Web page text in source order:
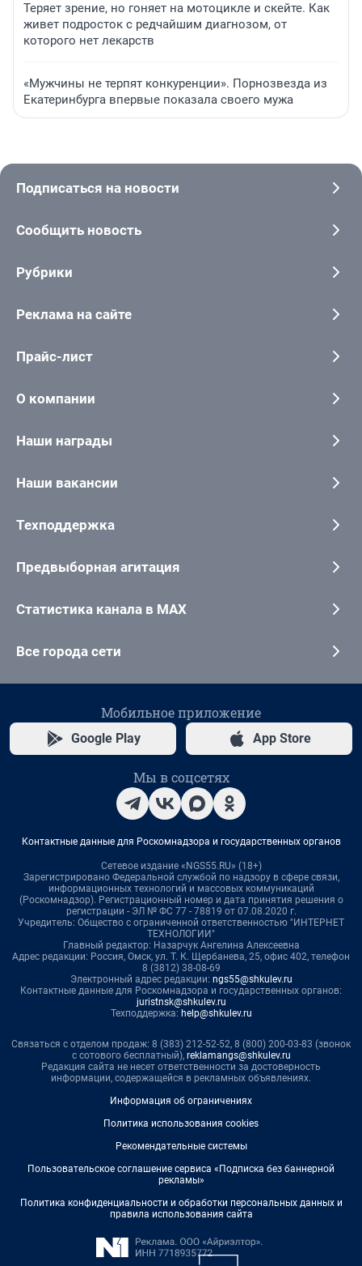
Теряет зрение, но гоняет на мотоцикле и скейте. Как
живет подросток с редчайшим диагнозом, от
которого нет лекарств
«Мужчины не терпят конкуренции». Порнозвезда из
Екатеринбурга впервые показала своего мужа
Подписаться на новости
Сообщить новость
Рубрики
Реклама на сайте
Прайс-лист
О компании
Наши награды
Наши вакансии
Техподдержка
Предвыборная агитация
Статистика канала в MAX
Все города сети
Мобильное приложение
Google Play App Store
Мы в соцсетях
Контактные данные для Роскомнадзора и государственных органов
Сетевое издание «NGS55.RU» (18+)
Зарегистрировано Федеральной службой по надзору в сфере связи,
информационных технологий и массовых коммуникаций
(Роскомнадзор). Регистрационный номер и дата принятия решения о
регистрации - ЭЛ № ФС 77 - 78819 от 07.08.2020 г.
Учредитель: Общество с ограниченной ответственностью "ИНТЕРНЕТ
ТЕХНОЛОГИИ"
Главный редактор: Назарчук Ангелина Алексеевна
Адрес редакции: Россия, Омск, ул. Т. К. Щербанева, 25, офис 402, телефон
8 (3812) 38-08-69
Электронный адрес редакции: ngs55@shkulev.ru
Контактные данные для Роскомнадзора и государственных органов:
juristnsk@shkulev.ru
Техподдержка: help@shkulev.ru
Связаться с отделом продаж: 8 (383) 212-52-52, 8 (800) 200-03-83 (звонок
с сотового бесплатный), reklamangs@shkulev.ru
Редакция сайта не несет ответственности за достоверность
информации, содержащейся в рекламных объявлениях.
Информация об ограничениях
Политика использования cookies
Рекомендательные системы
Пользовательское соглашение сервиса «Подписка без баннерной
рекламы»
Политика конфиденциальности и обработки персональных данных и
правила использования сайта